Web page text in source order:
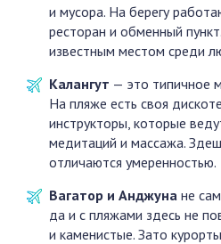
и мусора. На берегу
ресторан и обменный
известным местом среди
Калангут — это типичное
На пляже есть своя
инструкторы, которые
медитаций и массажа.
отличаются умеренностью.
Вагатор и Анджуна не
да и с пляжами здесь не
и каменистые. Зато